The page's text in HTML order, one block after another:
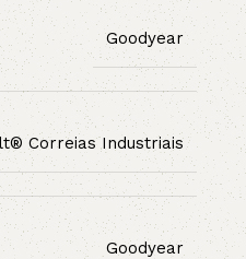
Goodyear
Correias Industriais
Goodyear